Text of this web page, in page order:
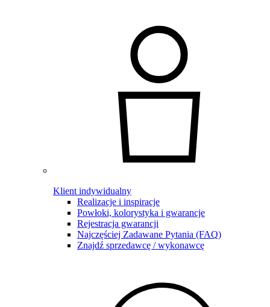
Klient indywidualny
Realizacje i inspiracje
Powłoki, kolorystyka i gwarancje
Rejestracja gwarancji
Najczęściej Zadawane Pytania (FAQ)
Znajdź sprzedawcę / wykonawcę